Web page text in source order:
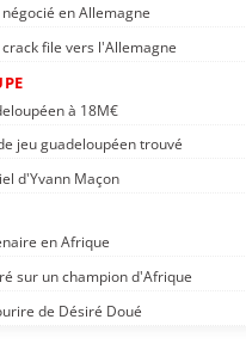
en Allemagne
crack file vers l'Allemagne
à 18M€
jeu guadeloupéen trouvé
d'Yvann Maçon
en Afrique
sur un champion d'Afrique
de Désiré Doué